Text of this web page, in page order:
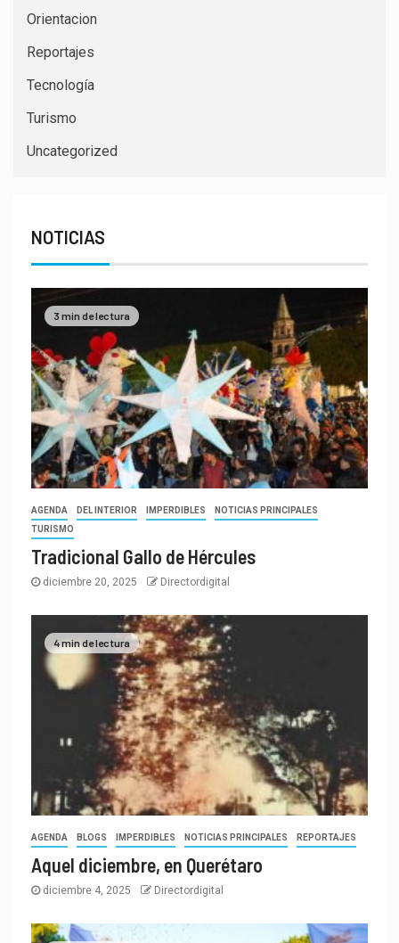
Orientacion
Reportajes
Tecnología
Turismo
Uncategorized
NOTICIAS
3 min de lectura
AGENDA DEL INTERIOR IMPERDIBLES
NOTICIAS PRINCIPALES
TURISMO
Tradicional Gallo de Hércules
diciembre 20, 2025 Directordigital
4 min de lectura
AGENDA BLOGS IMPERDIBLES NOTICIAS PRINCIPALES REPORTAJES
Aquel diciembre, en Querétaro
diciembre 4, 2025 Directordigital